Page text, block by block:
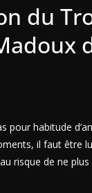
du
pour habitude
il faut être
risque de ne